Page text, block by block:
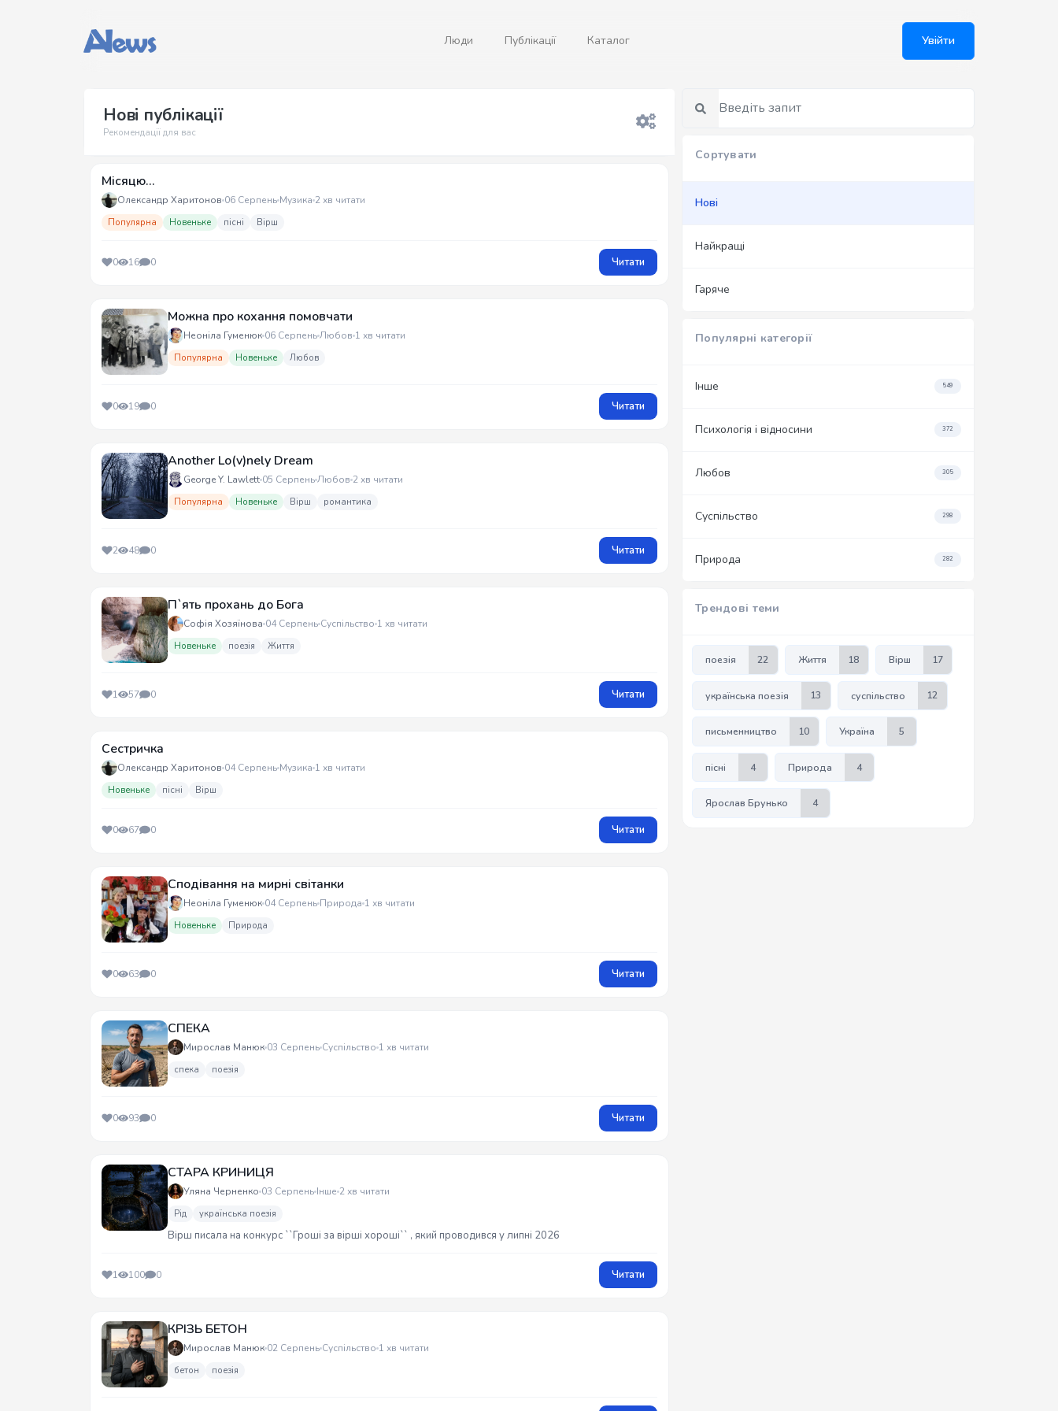
Люди Публікації Каталог Увійти
Нові публікації
Рекомендації для вас
Місяцю...
Олександр Харитонов 06 Серпень Музика 2 хв читати
Популярна Новеньке пісні Вірш
0 16 0 Читати
Можна про кохання помовчати
Неоніла Гуменюк 06 СерпеньЛюбов 1 хв читати
Популярна Новеньке Любов
0 19 0 Читати
Another Lo(v)nely Dream
George Y. Lawlett 05 СерпеньЛюбов 2 хв читати
Популярна Новеньке Вірш романтика
2 48 0 Читати
П`ять прохань до Бога
Софія Хозяїнова 04 Серпень Суспільство 1 хв читати
Новеньке поезія Життя
1 57 0 Читати
Сестричка
Олександр Харитонов 04 Серпень Музика 1 хв читати
Новеньке пісні Вірш
0 67 0 Читати
Сподівання на мирні світанки
Неоніла Гуменюк 04 Серпень Природа 1 хв читати
Новеньке Природа
0 63 0 Читати
СПЕКА
Мирослав Манюк 03 Серпень Суспільство 1 хв читати
спека поезія
0 93 0 Читати
СТАРА КРИНИЦЯ
Уляна Черненко 03 Серпень Інше 2 хв читати
Рід українська поезія
Вірш писала на конкурс ``Гроші за вірші хороші`` , який проводився у липні 2026
1 100 0 Читати
КРІЗЬ БЕТОН
Мирослав Манюк 02 Серпень Суспільство 1 хв читати
бетон поезія
Сортувати
Нові
Найкращі
Гаряче
Популярні категорії
Інше 549
Психологія і відносини 372
Любов 305
Суспільство 298
Природа 282
Трендові теми
поезія 22 Життя 18 Вірш 17
українська поезія 13 суспільство 12
письменництво 10 Україна 5
пісні 4 Природа 4
Ярослав Брунько 4